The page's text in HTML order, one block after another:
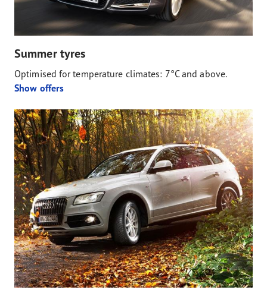
Summer tyres
Optimised for temperature climates: 7°C and above.
Show offers